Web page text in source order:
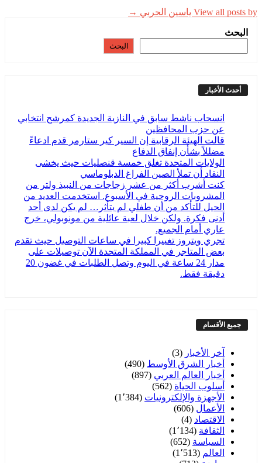
View all posts by ياسين الحربي →
البحث
البحث
أحدث الأخبار
انسحاب ناشط سابق في النازية الجديدة كمرشح انتخابي
عن حزب المحافظين
قالت الهيئة الرقابية إن السير كير ستارمر قدم ادعاءً
مضللاً بشأن إنفاق الدفاع
الولايات المتحدة تغلق خمسة قنصليات حيث يخشى
النقاد أن تملأ الصين الفراغ الدبلوماسي
كنت أشرب أكثر من عشر زجاجات من النبيذ ولتر من
المشروبات الروحية في الأسبوع. استخدمت العديد من
الحيل للتأكد من أن طفلي لم يتأثر… لم يكن لدى أحد
أدنى فكرة. ولكن خلال لعبة عائلية من مونوبولي، خرج
عاري أمام الجميع.
تجري ويتروز تغييرا كبيرا في ساعات التوصيل حيث تقدم
بعض المتاجر في المملكة المتحدة الآن توصيلات على
مدار 24 ساعة في اليوم وتصل الطلبات في غضون 20
دقيقة فقط.
جميع الأقسام
آخر الأخبار (3)
أخبار الشرق الأوسط (490)
أخبار العالم العربي (897)
أسلوب الحياة (562)
الأجهزة والإلكترونيات (1٬384)
الأعمال (606)
الاقتصاد (4)
الثقافة (1٬134)
السياسة (652)
العالم (1٬513)